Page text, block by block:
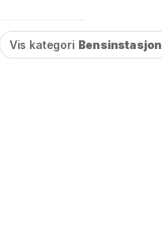
Vis kategori Bensinstasjon